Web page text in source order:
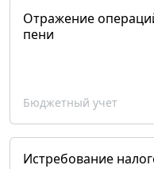
Отражение
пени
Бюджетный учет
Истребование